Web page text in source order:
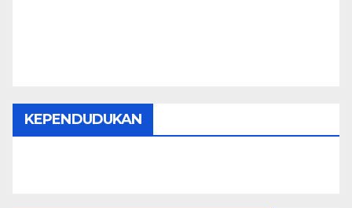
KEPENDUDUKAN